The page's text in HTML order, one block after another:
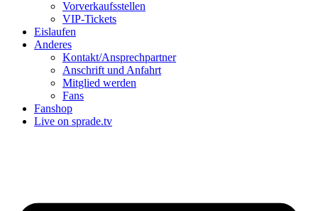
Vorverkaufsstellen
VIP-Tickets
Eislaufen
Anderes
Kontakt/Ansprechpartner
Anschrift und Anfahrt
Mitglied werden
Fans
Fanshop
Live on sprade.tv